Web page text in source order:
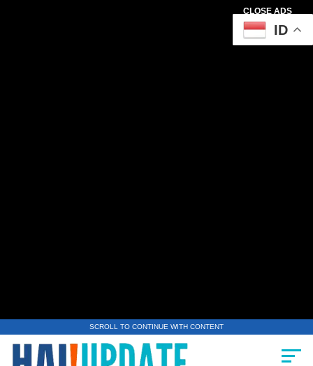
CLOSE ADS
SCROLL TO CONTINUE WITH CONTENT
ID